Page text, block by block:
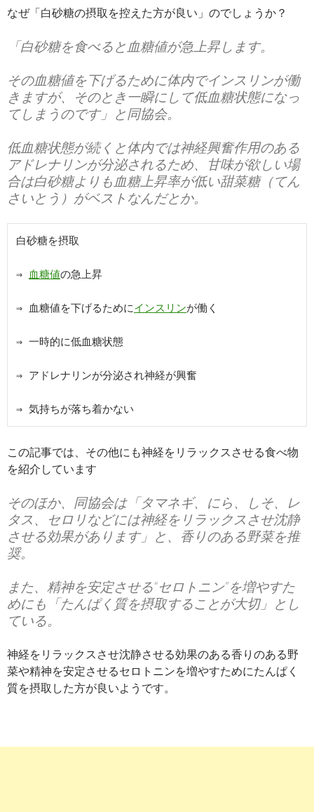
なぜ「白砂糖の摂取を控えた方が良い」のでしょうか？
「白砂糖を食べると血糖値が急上昇します。
その血糖値を下げるために体内でインスリンが働
きますが、そのとき一瞬にして低血糖状態になっ
てしまうのです」と同協会。
低血糖状態が続くと体内では神経興奮作用のある
アドレナリンが分泌されるため、甘味が欲しい場
合は白砂糖よりも血糖上昇率が低い甜菜糖（てん
さいとう）がベストなんだとか。
白砂糖を摂取
⇒ 血糖値の急上昇
⇒ 血糖値を下げるためにインスリンが働く
⇒ 一時的に低血糖状態
⇒ アドレナリンが分泌され神経が興奮
⇒ 気持ちが落ち着かない
この記事では、その他にも神経をリラックスさせる食べ物
を紹介しています
そのほか、同協会は「タマネギ、にら、しそ、レ
タス、セロリなどには神経をリラックスさせ沈静
させる効果があります」と、香りのある野菜を推
奨。
また、精神を安定させる“セロトニン”を増やすた
めにも「たんぱく質を摂取することが大切」とし
ている。
神経をリラックスさせ沈静させる効果のある香りのある野
菜や精神を安定させるセロトニンを増やすためにたんぱく
質を摂取した方が良いようです。